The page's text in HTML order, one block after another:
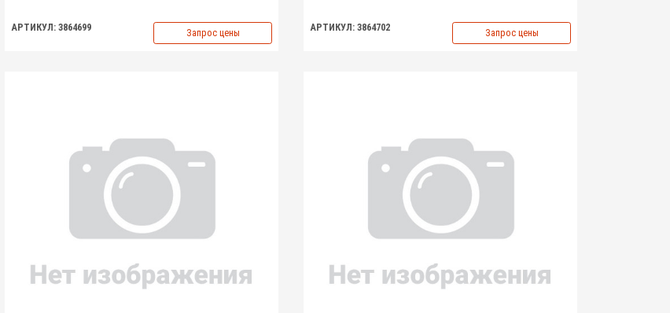
АРТИКУЛ: 3864699 Запрос цены АРТИКУЛ: 3864702 Запрос цены